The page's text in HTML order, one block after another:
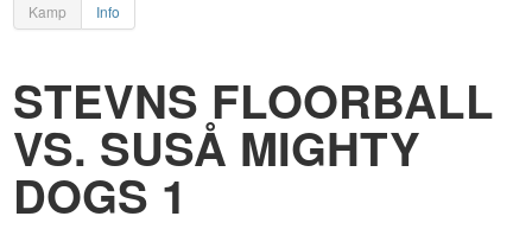
Kamp Info
STEVNS FLOORBALL
VS. SUSÅ MIGHTY
DOGS 1